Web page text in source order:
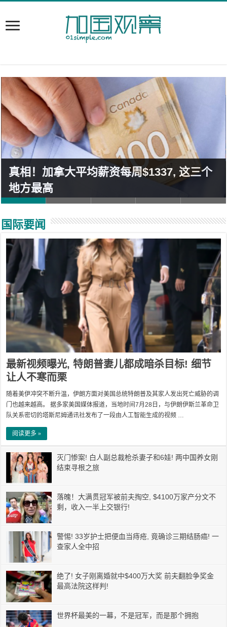
真相！加拿大平均薪资每周$1337, 这三个
地方最高
国际要闻
最新视频曝光, 特朗普妻儿都成暗杀目标! 细节
让人不寒而栗
随着美伊冲突不断升温，伊朗方面对美国总统特朗普及其家人发出死亡威胁的调
门也越来越高。 据多家美国媒体报道，当地时间7月28日，与伊朗伊斯兰革命卫
队关系密切的塔斯尼姆通讯社发布了一段由人工智能生成的视频 …
阅读更多 »
灭门惨案! 白人副总裁枪杀妻子和6娃! 两中国养女刚
结束寻根之旅
落魄！大满贯冠军被前夫掏空, $4100万家产分文不
剩，收入一半上交银行!
警惕! 33岁护士把便血当痔疮, 竟确诊三期结肠癌! 一
查家人全中招
绝了! 女子刚离婚就中$400万大奖 前夫翻脸争奖金
最高法院这样判!
世界杯最美的一幕，不是冠军，而是那个拥抱